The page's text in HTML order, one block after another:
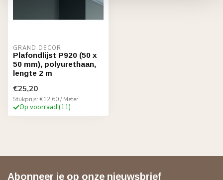
GRAND DECOR
Plafondlijst P920 (50 x
50 mm), polyurethaan,
lengte 2 m
€25,20
Stukprijs: €12,60 / Meter
Op voorraad (11)
Abonneer je op onze nieuwsbrief